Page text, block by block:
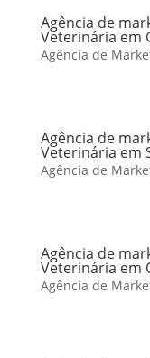
Agência de
Veterinária em
Agência de
Agência de
Veterinária em
Agência de
Agência de
Veterinária em
Agência de